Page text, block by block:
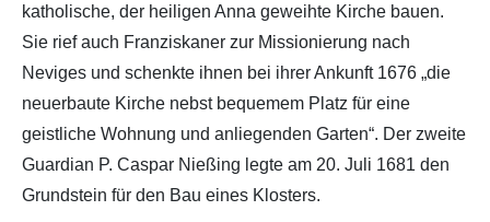
katholische, der heiligen Anna geweihte Kirche bauen.
Sie rief auch Franziskaner zur Missionierung nach
Neviges und schenkte ihnen bei ihrer Ankunft 1676 „die
neuerbaute Kirche nebst bequemem Platz für eine
geistliche Wohnung und anliegenden Garten“. Der zweite
Guardian P. Caspar Nießing legte am 20. Juli 1681 den
Grundstein für den Bau eines Klosters.